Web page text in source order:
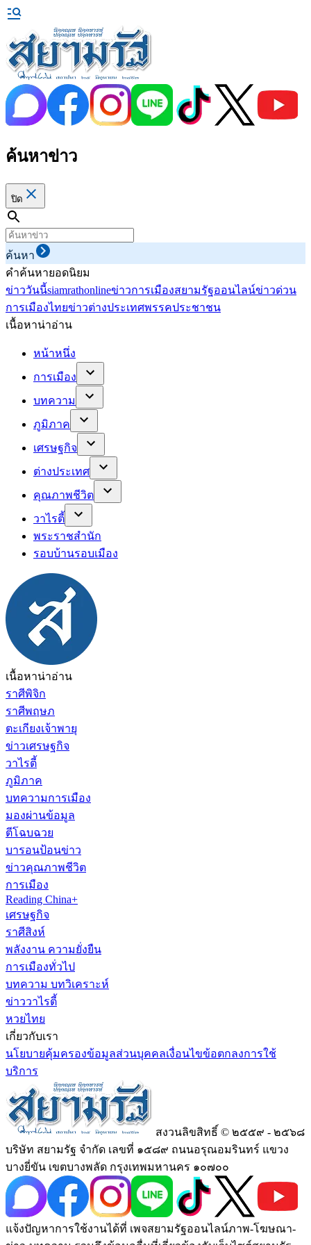
ค้นหาข่าว
ปิด
ค้นหา
คำค้นหายอดนิยม
ข่าววันนี้siamrathonlineข่าวการเมืองสยามรัฐออนไลน์ข่าวด่วน
การเมืองไทยข่าวต่างประเทศพรรคประชาชน
เนื้อหาน่าอ่าน
หน้าหนึ่ง
การเมือง
บทความ
ภูมิภาค
เศรษฐกิจ
ต่างประเทศ
คุณภาพชีวิต
วาไรตี้
พระราชสำนัก
รอบบ้านรอบเมือง
เนื้อหาน่าอ่าน
ราศีพิจิก
ราศีพฤษภ
ตะเกียงเจ้าพายุ
ข่าวเศรษฐกิจ
วาไรตี้
ภูมิภาค
บทความการเมือง
มองผ่านข้อมูล
ตีโฉบฉวย
บารอนป้อนข่าว
ข่าวคุณภาพชีวิต
การเมือง
Reading China+
เศรษฐกิจ
ราศีสิงห์
พลังงาน ความยั่งยืน
การเมืองทั่วไป
บทความ บทวิเคราะห์
ข่าววาไรตี้
หวยไทย
เกี่ยวกับเรา
นโยบายคุ้มครองข้อมูลส่วนบุคคลเงื่อนไขข้อตกลงการใช้
บริการ
สงวนลิขสิทธิ์ © ๒๕๕๙ - ๒๕๖๘
บริษัท สยามรัฐ จำกัด เลขที่ ๑๕๘๙ ถนนอรุณอมรินทร์ แขวง
บางยี่ขัน เขตบางพลัด กรุงเทพมหานคร ๑๐๗๐๐
แจ้งปัญหาการใช้งานได้ที่ เพจสยามรัฐออนไลน์ภาพ-โฆษณา-